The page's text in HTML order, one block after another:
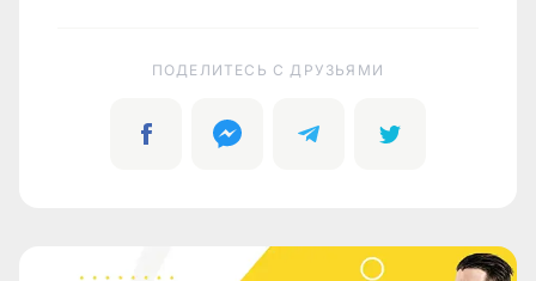
ПОДЕЛИТЕСЬ C ДРУЗЬЯМИ